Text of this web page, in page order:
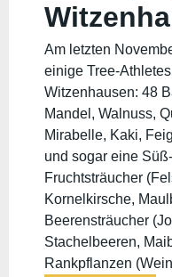
28.-
Am letzten
einige Tree-
Witzenhausen: 48
Mandel, Walnuss,
Mirabelle, Kaki,
und sogar eine
Fruchtsträucher
Kornelkirsche,
Beerensträucher
Stachelbeeren,
Rankpflanzen